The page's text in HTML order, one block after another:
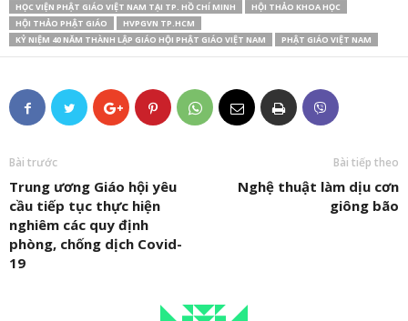
HỌC VIỆN PHẬT GIÁO VIỆT NAM TẠI TP. HỒ CHÍ MINH
HỘI THẢO KHOA HỌC
HỘI THẢO PHẬT GIÁO
HVPGVN TP.HCM
KỶ NIỆM 40 NĂM THÀNH LẬP GIÁO HỘI PHẬT GIÁO VIỆT NAM
PHẬT GIÁO VIỆT NAM
Bài trước
Trung ương Giáo hội yêu
cầu tiếp tục thực hiện
nghiêm các quy định
phòng, chống dịch Covid-
19
Bài tiếp theo
Nghệ thuật làm dịu cơn
giông bão